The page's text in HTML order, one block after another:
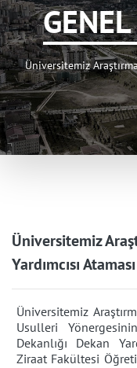
Üniversitemiz Araştırma
Üniversitemiz
Yardımcısı Ataması
Üniversitemiz
Usulleri
Dekanlığı Dekan
Ziraat Fakültesi